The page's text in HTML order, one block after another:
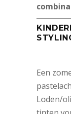
Een
Loden/